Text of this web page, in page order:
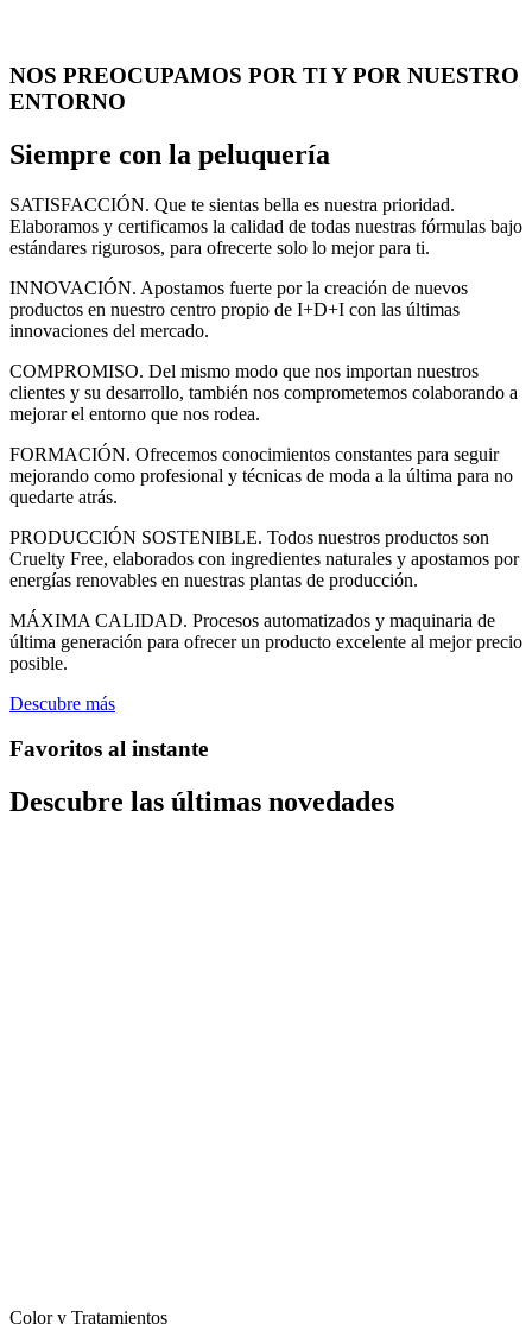
NOS PREOCUPAMOS POR TI Y POR NUESTRO
ENTORNO
Siempre con la peluquería
SATISFACCIÓN. Que te sientas bella es nuestra prioridad.
Elaboramos y certificamos la calidad de todas nuestras fórmulas bajo
estándares rigurosos, para ofrecerte solo lo mejor para ti.
INNOVACIÓN. Apostamos fuerte por la creación de nuevos
productos en nuestro centro propio de I+D+I con las últimas
innovaciones del mercado.
COMPROMISO. Del mismo modo que nos importan nuestros
clientes y su desarrollo, también nos comprometemos colaborando a
mejorar el entorno que nos rodea.
FORMACIÓN. Ofrecemos conocimientos constantes para seguir
mejorando como profesional y técnicas de moda a la última para no
quedarte atrás.
PRODUCCIÓN SOSTENIBLE. Todos nuestros productos son
Cruelty Free, elaborados con ingredientes naturales y apostamos por
energías renovables en nuestras plantas de producción.
MÁXIMA CALIDAD. Procesos automatizados y maquinaria de
última generación para ofrecer un producto excelente al mejor precio
posible.
Descubre más
Favoritos al instante
Descubre las últimas novedades
Color y Tratamientos